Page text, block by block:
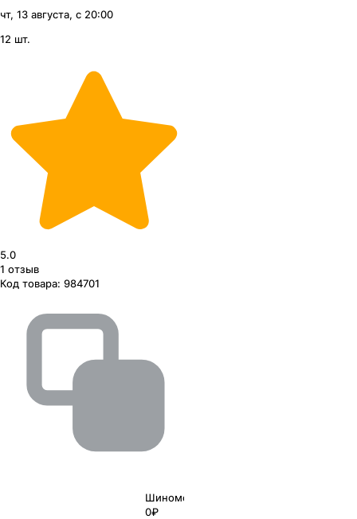
чт, 13 августа, с 20:00
12 шт.
5.0
1 отзыв
Код товара: 984701
Шиномонтаж
0₽